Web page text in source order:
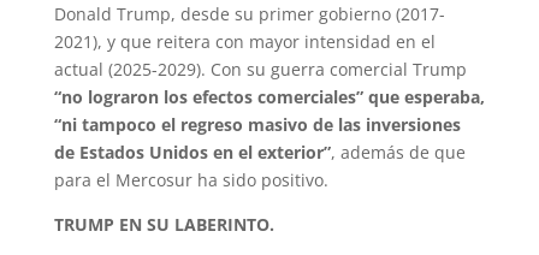
Donald Trump, desde su primer gobierno (2017-
2021), y que reitera con mayor intensidad en el
actual (2025-2029). Con su guerra comercial Trump
“no lograron los efectos comerciales” que esperaba,
“ni tampoco el regreso masivo de las inversiones
de Estados Unidos en el exterior”, además de que
para el Mercosur ha sido positivo.
TRUMP EN SU LABERINTO.